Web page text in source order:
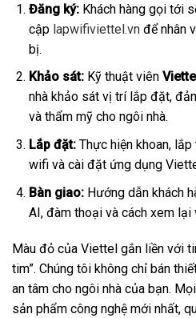
Đăng ký:Khách hàng gọi tới
cập lapwifiviettel.vnđể nhân
bị.
Khảo sát:Kỹ thuật viên
nhà khảo sát vị trí lắp đặt,
và thẩm mỹ cho ngôi nhà.
Lắp đặt:Thực hiện khoan, lắp
wifi và cài đặt ứng dụng
Bàn giao:Hướng dẫn khách
AI, đàm thoại và cách xem lại
Màu đỏ của Viettel gắn liền với
tim”. Chúng tôi không chỉ bán
an tâm cho ngôi nhà của bạn.
sản phẩm công nghệ mới nhất,